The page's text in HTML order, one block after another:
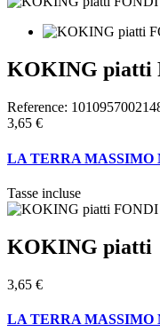
KOKING piatti
Reference:
3,65 €
LA TERRA MASSIMO
Tasse incluse
KOKING piatti
3,65 €
LA TERRA MASSIMO